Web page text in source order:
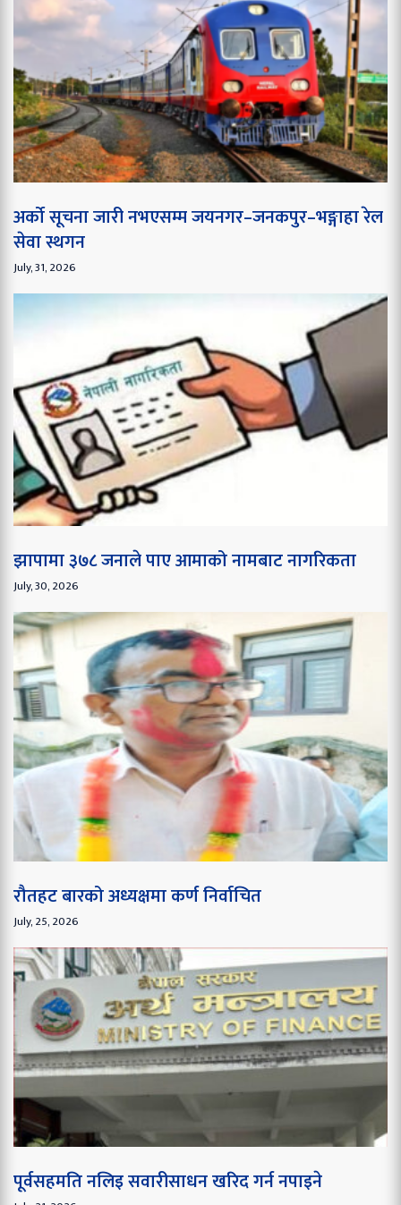
अर्को सूचना जारी नभएसम्म जयनगर–जनकपुर–भङ्गाहा रेल
सेवा स्थगन
July, 31, 2026
झापामा ३७८ जनाले पाए आमाको नामबाट नागरिकता
July, 30, 2026
रौतहट बारको अध्यक्षमा कर्ण निर्वाचित
July, 25, 2026
पूर्वसहमति नलिइ सवारीसाधन खरिद गर्न नपाइने